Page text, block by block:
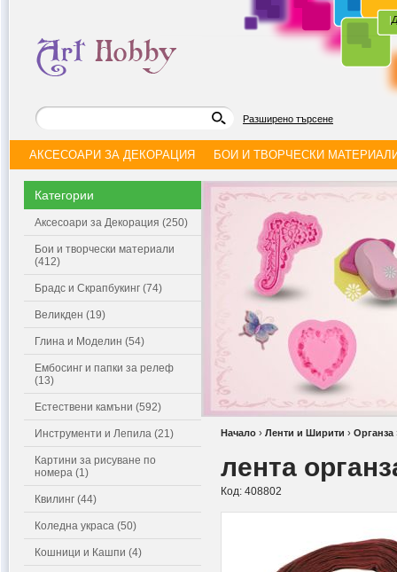
|
Разширено търсене
АКСЕСОАРИ ЗА ДЕКОРАЦИЯ БОИ И ТВОРЧЕСКИ
Категории
Аксесоари за Декорация (250)
Бои и творчески материали
(412)
Брадс и Скрапбукинг (74)
Великден (19)
Глина и Моделин (54)
Ембосинг и папки за релеф
(13)
Естествени камъни (592)
Инструменти и Лепила (21)
Картини за рисуване по
номера (1)
Квилинг (44)
Коледна украса (50)
Кошници и Кашпи (4)
Начало › Ленти и Ширити › Органза
лента
Код: 408802